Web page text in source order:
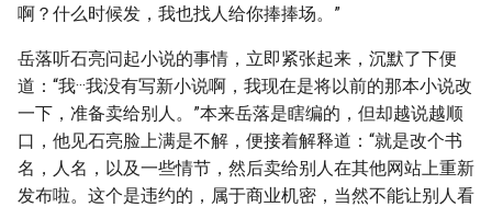
啊？什么时候发，我也找人给你捧捧场。”
岳落听石亮问起小说的事情，立即紧张起来，沉默了下便
道：“我···我没有写新小说啊，我现在是将以前的那本小说改
一下，准备卖给别人。”本来岳落是瞎编的，但却越说越顺
口，他见石亮脸上满是不解，便接着解释道：“就是改个书
名，人名，以及一些情节，然后卖给别人在其他网站上重新
发布啦。这个是违约的，属于商业机密，当然不能让别人看